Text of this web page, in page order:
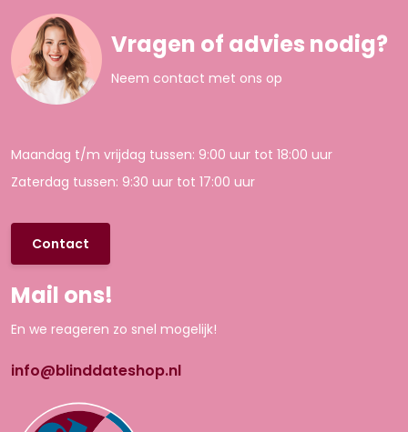
Vragen of advies nodig?
Neem contact met ons op
Maandag t/m vrijdag tussen: 9:00 uur tot 18:00 uur
Zaterdag tussen: 9:30 uur tot 17:00 uur
Contact
Mail ons!
En we reageren zo snel mogelijk!
info@blinddateshop.nl